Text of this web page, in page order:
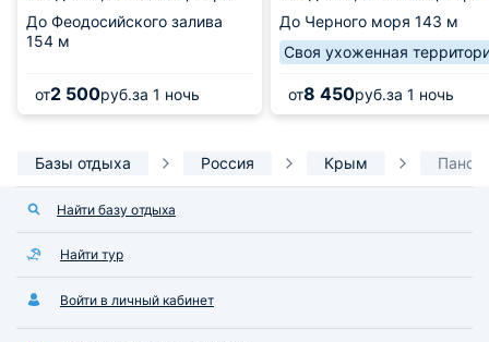
До Феодосийского залива
154 м
от2 500руб.за 1 ночь
До Черного моря 143 м
Своя ухоженная
от8 450руб.за 1 ночь
Базы отдыха Россия Крым
Найти базу отдыха
Найти тур
Войти в личный кабинет